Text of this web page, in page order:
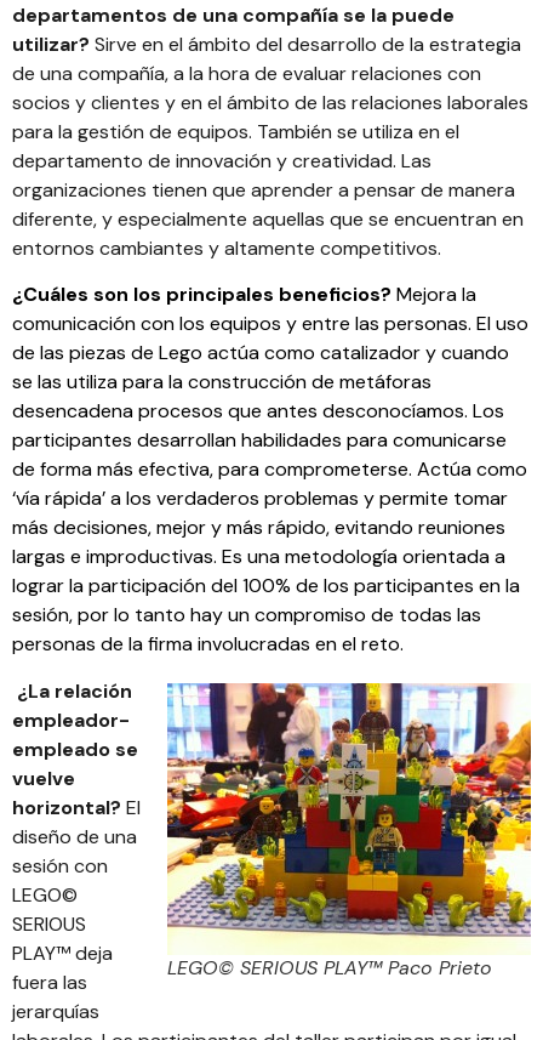
departamentos de una compañía se la puede
utilizar? Sirve en el ámbito del desarrollo de la estrategia
de una compañía, a la hora de evaluar relaciones con
socios y clientes y en el ámbito de las relaciones laborales
para la gestión de equipos. También se utiliza en el
departamento de innovación y creatividad. Las
organizaciones tienen que aprender a pensar de manera
diferente, y especialmente aquellas que se encuentran en
entornos cambiantes y altamente competitivos.
¿Cuáles son los principales beneficios? Mejora la
comunicación con los equipos y entre las personas. El uso
de las piezas de Lego actúa como catalizador y cuando
se las utiliza para la construcción de metáforas
desencadena procesos que antes desconocíamos. Los
participantes desarrollan habilidades para comunicarse
de forma más efectiva, para comprometerse. Actúa como
‘vía rápida’ a los verdaderos problemas y permite tomar
más decisiones, mejor y más rápido, evitando reuniones
largas e improductivas. Es una metodología orientada a
lograr la participación del 100% de los participantes en la
sesión, por lo tanto hay un compromiso de todas las
personas de la firma involucradas en el reto.
LEGO© SERIOUS PLAY™ Paco Prieto
¿La relación
empleador-
empleado se
vuelve
horizontal? El
diseño de una
sesión con
LEGO©
SERIOUS
PLAY™ deja
fuera las
jerarquías